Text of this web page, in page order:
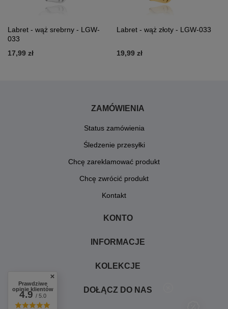
Labret - wąż srebrny - LGW-
033
17,99 zł
Labret - wąż złoty - LGW-033
19,99 zł
ZAMÓWIENIA
Status zamówienia
Śledzenie przesyłki
Chcę zareklamować produkt
Chcę zwrócić produkt
Kontakt
KONTO
INFORMACJE
KOLEKCJE
DOŁĄCZ DO NAS
Prawdziwe
opinie klientów
4.9/ 5.0